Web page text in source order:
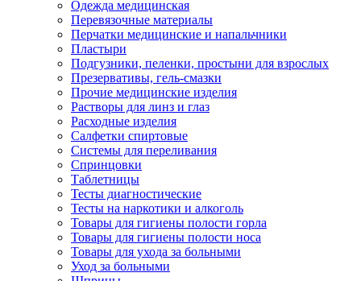
Одежда медицинская
Перевязочные материалы
Перчатки медицинские и напальчники
Пластыри
Подгузники, пеленки, простыни для взрослых
Презервативы, гель-смазки
Прочие медицинские изделия
Растворы для линз и глаз
Расходные изделия
Салфетки спиртовые
Системы для переливания
Спринцовки
Таблетницы
Тесты диагностические
Тесты на наркотики и алкоголь
Товары для гигиены полости горла
Товары для гигиены полости носа
Товары для ухода за больными
Уход за больными